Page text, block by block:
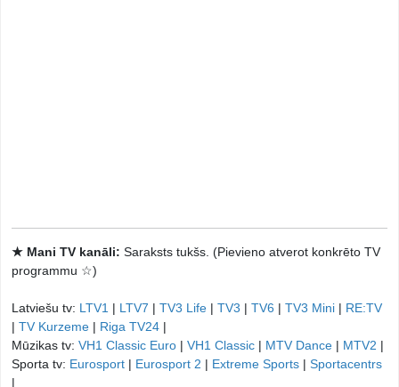
★ Mani TV kanāli: Saraksts tukšs. (Pievieno atverot konkrēto TV
programmu ☆)
Latviešu tv: LTV1 | LTV7 | TV3 Life | TV3 | TV6 | TV3 Mini | RE:TV
| TV Kurzeme | Riga TV24 |
Mūzikas tv: VH1 Classic Euro | VH1 Classic | MTV Dance | MTV2 |
Sporta tv: Eurosport | Eurosport 2 | Extreme Sports | Sportacentrs
|